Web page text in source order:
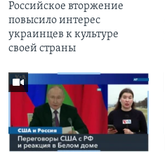
Российское вторжение
повысило интерес
украинцев к культуре
своей страны